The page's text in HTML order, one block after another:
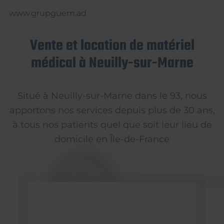
www.grupguem.ad
Vente et location de matériel
médical à Neuilly-sur-Marne
Situé à Neuilly-sur-Marne dans le 93, nous
apportons nos services depuis plus de 30 ans,
à tous nos patients quel que soit leur lieu de
domicile en Île-de-France